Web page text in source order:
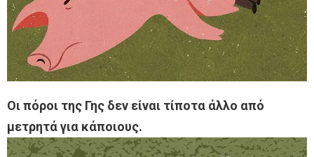
Οι πόροι της Γης δεν είναι τίποτα άλλο από
μετρητά για κάποιους.